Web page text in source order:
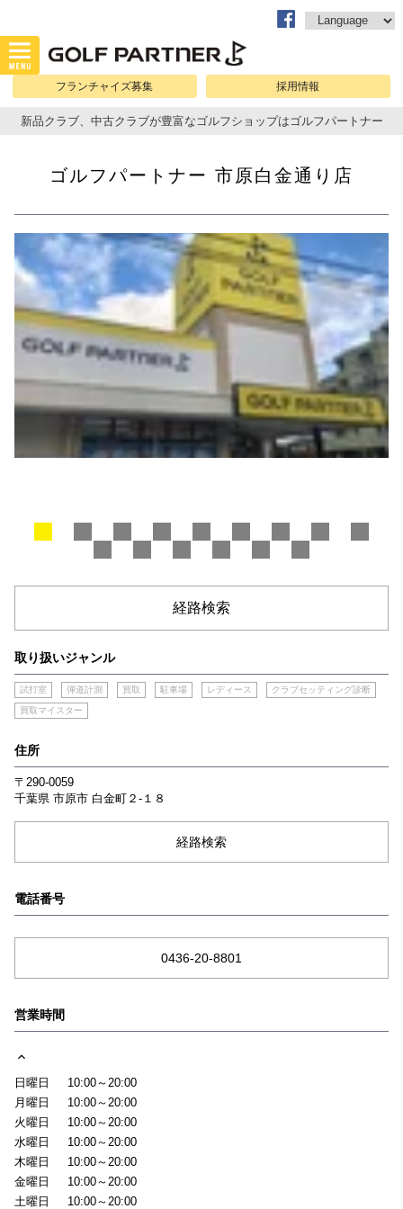
フランチャイズ募集 採用情報
新品クラブ、中古クラブが豊富なゴルフショップはゴルフパートナー
ゴルフパートナー 市原白金通り店
経路検索
取り扱いジャンル
試打室 弾道計測 買取 駐車場 レディース クラブセッティング診断
買取マイスター
住所
〒290-0059
千葉県 市原市 白金町２‐１８
経路検索
電話番号
0436-20-8801
営業時間
日曜日
10:00～20:00
月曜日
10:00～20:00
火曜日
10:00～20:00
水曜日
10:00～20:00
木曜日
10:00～20:00
金曜日
10:00～20:00
土曜日
10:00～20:00